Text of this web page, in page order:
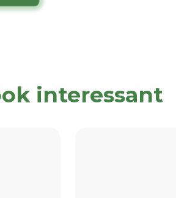
interessant